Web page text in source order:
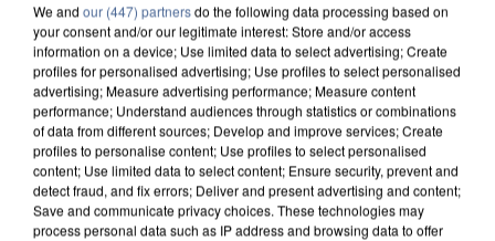
We and our (447) partnersdo the following data processing based on
your consent and/or our legitimate interest: Store and/or access
information on a device; Use limited data to select advertising; Create
profiles for personalised advertising; Use profiles to select personalised
advertising; Measure advertising performance; Measure content
performance; Understand audiences through statistics or combinations
of data from different sources; Develop and improve services; Create
profiles to personalise content; Use profiles to select personalised
content; Use limited data to select content; Ensure security, prevent and
detect fraud, and fix errors; Deliver and present advertising and content;
Save and communicate privacy choices. These technologies may
process personal data such as IP address and browsing data to offer